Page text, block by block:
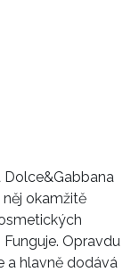
okamžitě
Opravdu
a hlavně dodává